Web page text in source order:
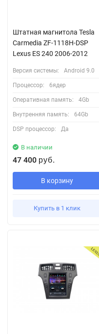
Штатная магнитола Tesla
Carmedia ZF-1118H-DSP
Lexus ES 240 2006-2012
Версия системы: Android 9.0
Процессор: 6ядер
Оперативная память: 4Gb
Внутренняя память: 64Gb
DSP процессор: Да
В наличии
47 400 руб.
В корзину
Купить в 1 клик